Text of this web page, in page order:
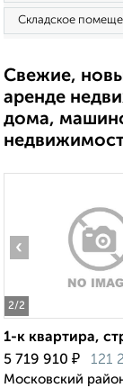
Складское
Свежие,
аренде
дома,
2/2
‹
1-к квартира,
5 719 910 ₽ 121
Московский